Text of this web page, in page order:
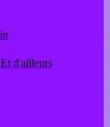
d'ailleurs